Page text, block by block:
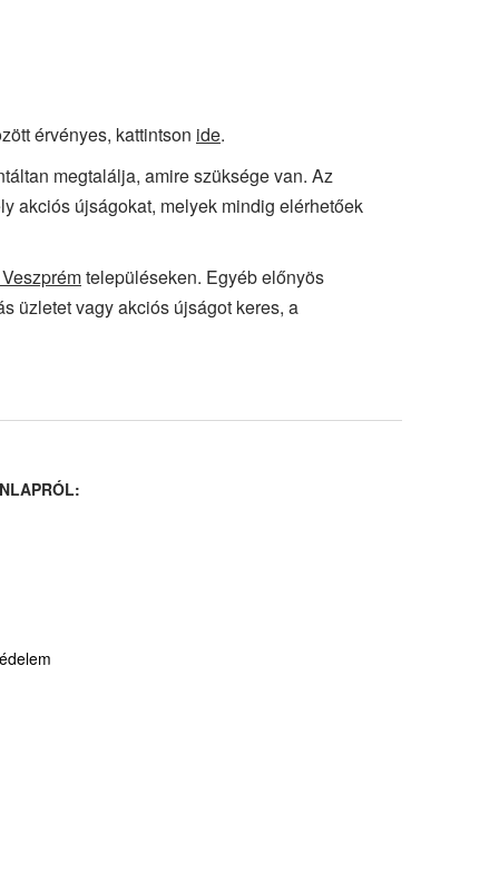
érvényes, kattintson ide.
megtalálja, amire szüksége van. Az
akciós újságokat, melyek mindig elérhetőek
településeken. Egyéb előnyös
üzletet vagy akciós újságot keres, a